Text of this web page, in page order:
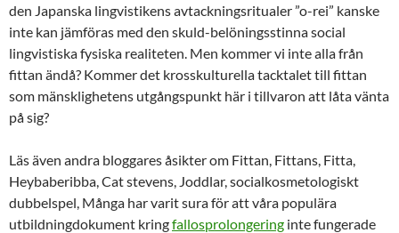
den Japanska lingvistikens avtackningsritualer ”o-rei” kanske
inte kan jämföras med den skuld-belöningsstinna social
lingvistiska fysiska realiteten. Men kommer vi inte alla från
fittan ändå? Kommer det krosskulturella tacktalet till fittan
som mänsklighetens utgångspunkt här i tillvaron att låta vänta
på sig?
Läs även andra bloggares åsikter om Fittan, Fittans, Fitta,
Heybaberibba, Cat stevens, Joddlar, socialkosmetologiskt
dubbelspel, Många har varit sura för att våra populära
utbildningdokument kringfallosprolongering inte fungerade